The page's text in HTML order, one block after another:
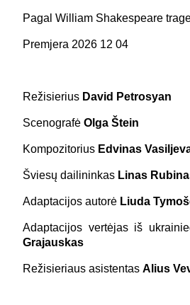
Pagal William Shakespeare
Premjera 2026 12 04
Režisierius David Petrosyan
Scenografė Olga Štein
Kompozitorius Edvinas
Šviesų dailininkas Linas
Adaptacijos autorė Liuda
Adaptacijos vertėjas iš
Grajauskas
Režisieriaus asistentas Alius